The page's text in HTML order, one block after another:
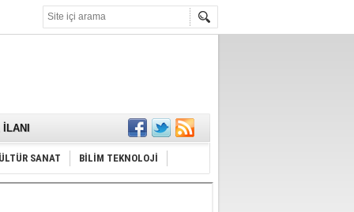
SANAT BİLİM TEKNOLOJİ